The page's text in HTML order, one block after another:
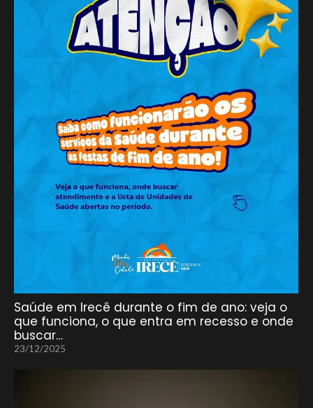
Saúde em Irecê durante o fim de ano: veja o
que funciona, o que entra em recesso e onde
buscar…
23/12/2025